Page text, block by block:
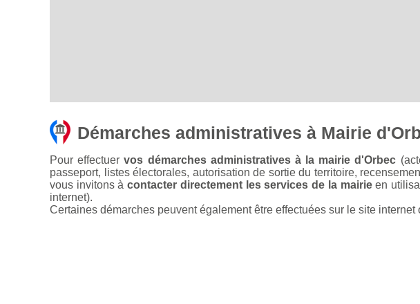
Démarches administratives à Mairie
Pour effectuervos démarches administratives à la mairie d'Orbec
passeport, listes électorales, autorisation de sortie du territoire,
vous invitons àcontacter directement les services de la mairieen
internet).
Certaines démarches peuvent également être effectuées sur le site